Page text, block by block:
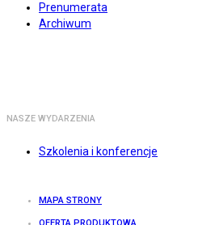
Prenumerata
Archiwum
NASZE WYDARZENIA
Szkolenia i konferencje
MAPA STRONY